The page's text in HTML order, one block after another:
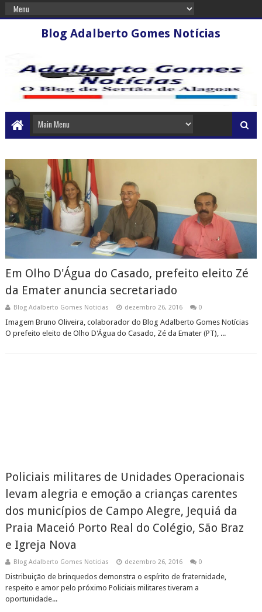
Blog Adalberto Gomes Notícias
Em Olho D'Água do Casado, prefeito eleito Zé
da Emater anuncia secretariado
Blog Adalberto Gomes Noticias dezembro 26, 2016 0
Imagem Bruno Oliveira, colaborador do Blog Adalberto Gomes Notícias
O prefeito eleito de Olho D'Água do Casado, Zé da Emater (PT), ...
Policiais militares de Unidades Operacionais
levam alegria e emoção a crianças carentes
dos municípios de Campo Alegre, Jequiá da
Praia Maceió Porto Real do Colégio, São Braz
e Igreja Nova
Blog Adalberto Gomes Noticias dezembro 26, 2016 0
Distribuição de brinquedos demonstra o espírito de fraternidade,
respeito e amor pelo próximo Policiais militares tiveram a
oportunidade...